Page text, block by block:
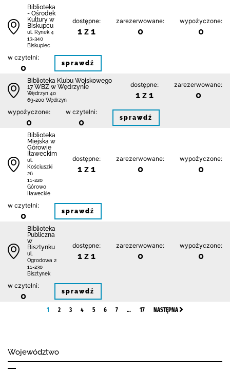
Biblioteka
- Ośrodek
Kultury w
Biskupcu
ul. Rynek 4
13-340
Biskupiec
dostępne:
1 z 1
zarezerwowane:
0
wypożyczone:
0
w czytelni:
0 sprawdź
Biblioteka Klubu Wojskowego
17 WBZ w Wędrzynie
Wędrzyn 40
69-200 Wędrzyn
dostępne:
1 z 1
zarezerwowane:
0
wypożyczone:
0
w czytelni:
0 sprawdź
Biblioteka
Miejska w
Górowie
Iławeckim
ul.
Kościuszki
26
11-220
Górowo
Iławeckie
dostępne:
1 z 1
zarezerwowane:
0
wypożyczone:
0
w czytelni:
0 sprawdź
Biblioteka
Publiczna
w
Bisztynku
ul.
Ogrodowa 2
11-230
Bisztynek
dostępne:
1 z 1
zarezerwowane:
0
wypożyczone:
0
w czytelni:
0 sprawdź
1 2 3 4 5 6 7 … 17 NASTĘPNA
Województwo